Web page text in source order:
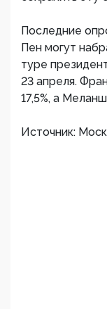
Последние
Пен могут
туре
23 апреля.
17,5%, а
Источник: